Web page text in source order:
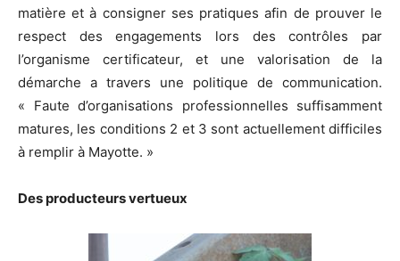
matière et à consigner ses pratiques afin de prouver le
respect des engagements lors des contrôles par
l’organisme certificateur, et une valorisation de la
démarche a travers une politique de communication.
« Faute d’organisations professionnelles suffisamment
matures, les conditions 2 et 3 sont actuellement difficiles
à remplir à Mayotte. »
Des producteurs vertueux